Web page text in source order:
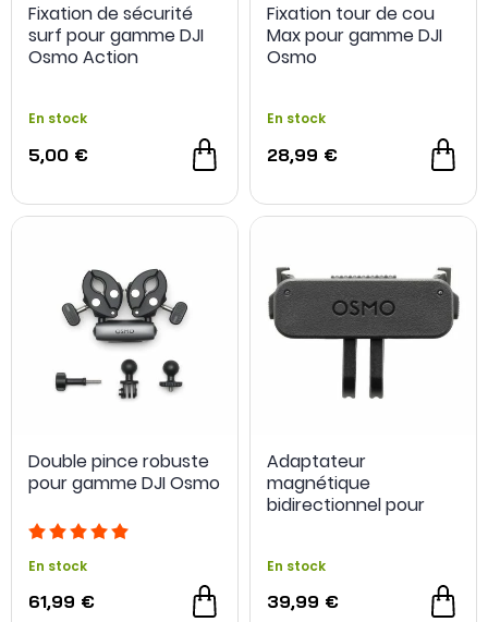
Fixation de sécurité
surf pour gamme DJI
Osmo Action
En stock
5,00 €
Fixation tour de cou
Max pour gamme DJI
Osmo
En stock
28,99 €
Double pince robuste
pour gamme DJI Osmo
En stock
61,99 €
Adaptateur
magnétique
bidirectionnel pour
En stock
39,99 €